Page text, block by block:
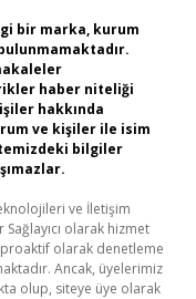
bir marka, kurum
haber niteliği
hakkında
ve kişiler ile isim
bilgiler
ve İletişim
olarak hizmet
olarak denetleme
Ancak, üyelerimiz
olup, siteye üye olarak